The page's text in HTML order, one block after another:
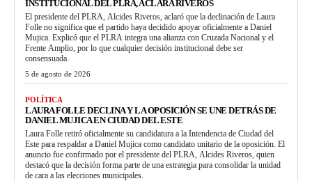
INSTITUCIONAL DEL PLRA, ACLARA RIVEROS
El presidente del PLRA, Alcides Riveros, aclaró que la declinación de Laura
Folle no significa que el partido haya decidido apoyar oficialmente a Daniel
Mujica. Explicó que el PLRA integra una alianza con Cruzada Nacional y el
Frente Amplio, por lo que cualquier decisión institucional debe ser
consensuada.
5 de agosto de 2026
POLÍTICA
LAURA FOLLE DECLINA Y LA OPOSICIÓN SE UNE DETRÁS DE
DANIEL MUJICA EN CIUDAD DEL ESTE
Laura Folle retiró oficialmente su candidatura a la Intendencia de Ciudad del
Este para respaldar a Daniel Mujica como candidato unitario de la oposición. El
anuncio fue confirmado por el presidente del PLRA, Alcides Riveros, quien
destacó que la decisión forma parte de una estrategia para consolidar la unidad
de cara a las elecciones municipales.